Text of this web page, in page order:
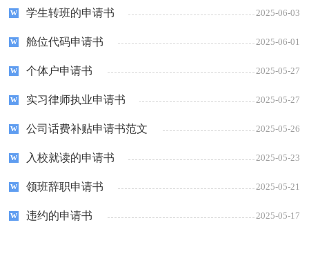
学生转班的申请书 2025-06-03
舱位代码申请书 2025-06-01
个体户申请书 2025-05-27
实习律师执业申请书 2025-05-27
公司话费补贴申请书范文 2025-05-26
入校就读的申请书 2025-05-23
领班辞职申请书 2025-05-21
违约的申请书 2025-05-17